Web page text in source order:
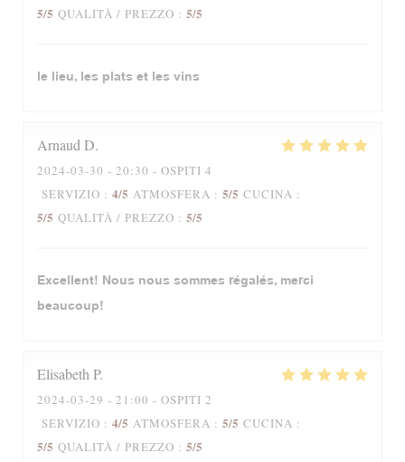
5/5 QUALITÀ / PREZZO : 5/5
le lieu, les plats et les vins
ArnaudD
2024-03-30 - 20:30 - OSPITI 4
SERVIZIO : 4/5 ATMOSFERA : 5/5 CUCINA :
5/5 QUALITÀ / PREZZO : 5/5
Excellent! Nous nous sommes régalés, merci
beaucoup!
ElisabethP
2024-03-29 - 21:00 - OSPITI 2
SERVIZIO : 4/5 ATMOSFERA : 5/5 CUCINA :
5/5 QUALITÀ / PREZZO : 5/5